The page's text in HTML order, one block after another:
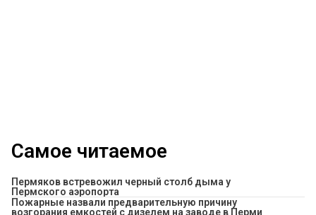
Самое читаемое
Пермяков встревожил черный столб дыма у
Пермского аэропорта
Пожарные назвали предварительную причину
возгорания емкостей с дизелем на заводе в Перми